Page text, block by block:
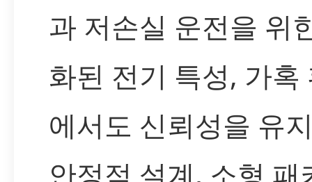
과 저손실 운전을 위
화된 전기 특성, 가혹
에서도 신뢰성을 유
안정적 설계, 소형 패